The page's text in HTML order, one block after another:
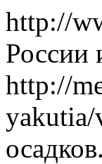
http://
России
http://